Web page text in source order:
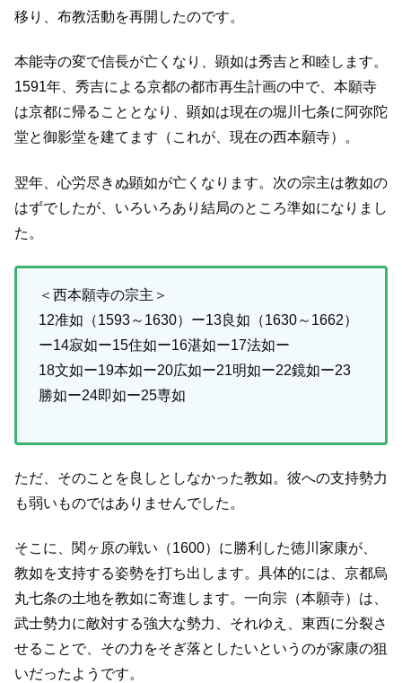
移り、布教活動を再開したのです。
本能寺の変で信長が亡くなり、顕如は秀吉と和睦します。
1591年、秀吉による京都の都市再生計画の中で、本願寺
は京都に帰ることとなり、顕如は現在の堀川七条に阿弥陀
堂と御影堂を建てます（これが、現在の西本願寺）。
翌年、心労尽きぬ顕如が亡くなります。次の宗主は教如の
はずでしたが、いろいろあり結局のところ準如になりまし
た。
＜西本願寺の宗主＞
12准如（1593～1630）ー13良如（1630～1662）
ー14寂如ー15住如ー16湛如ー17法如ー
18文如ー19本如ー20広如ー21明如ー22鏡如ー23
勝如ー24即如ー25専如
ただ、そのことを良しとしなかった教如。彼への支持勢力
も弱いものではありませんでした。
そこに、関ヶ原の戦い（1600）に勝利した徳川家康が、
教如を支持する姿勢を打ち出します。具体的には、京都烏
丸七条の土地を教如に寄進します。一向宗（本願寺）は、
武士勢力に敵対する強大な勢力、それゆえ、東西に分裂さ
せることで、その力をそぎ落としたいというのが家康の狙
いだったようです。